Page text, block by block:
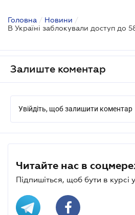
Головна / Новини /
Залиште коментар
Увійдіть, щоб залишити коментар
Читайте нас в
Підпишіться, щоб бути в курсі